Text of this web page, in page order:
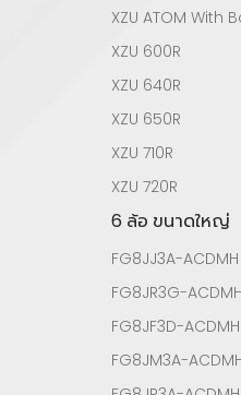
XZU ATOM With
XZU 600R
XZU 640R
XZU 650R
XZU 710R
XZU 720R
6 ล้อ ขนาดใหญ่
FG8JJ3A-ACDMH
FG8JR3G-
FG8JF3D-ACDMH
FG8JM3A-